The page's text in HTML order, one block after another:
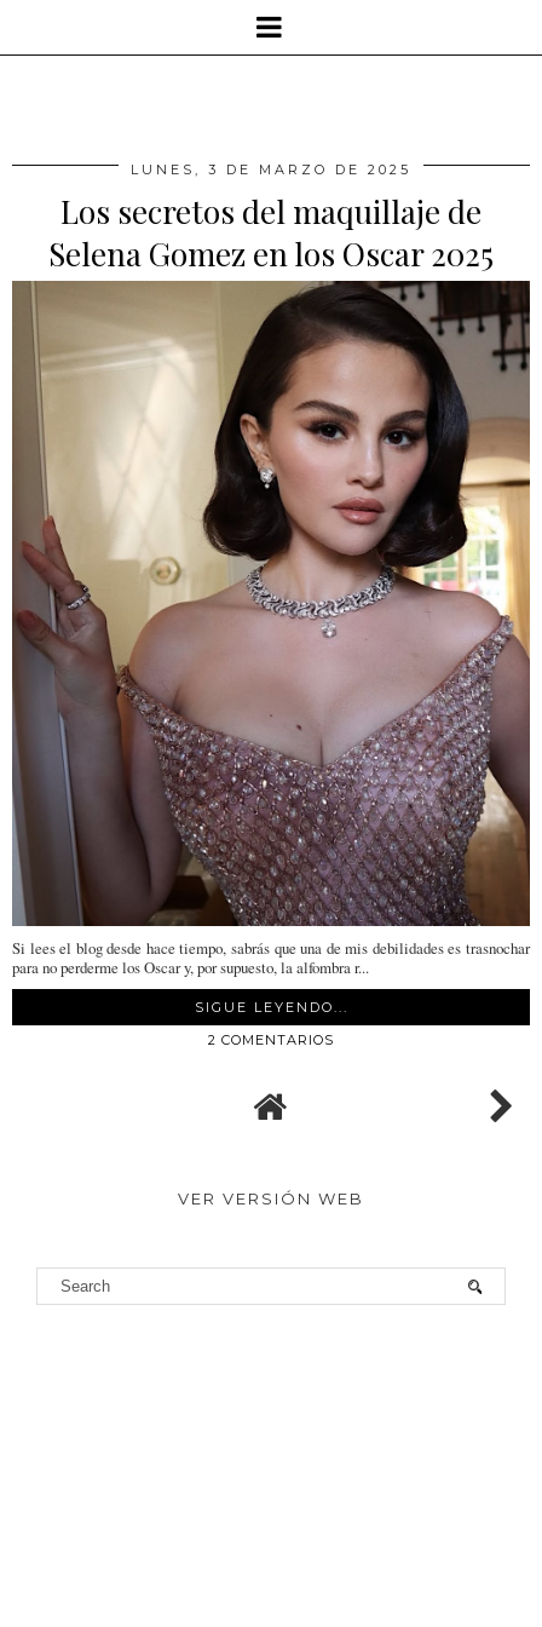
LUNES, 3 DE MARZO DE 2025
Los secretos del maquillaje de
Selena Gomez en los Oscar 2025
Si lees el blog desde hace tiempo, sabrás que una de mis debilidades es trasnochar
para no perderme los Oscar y, por supuesto, la alfombra r...
SIGUE LEYENDO...
2 COMENTARIOS
VER VERSIÓN WEB